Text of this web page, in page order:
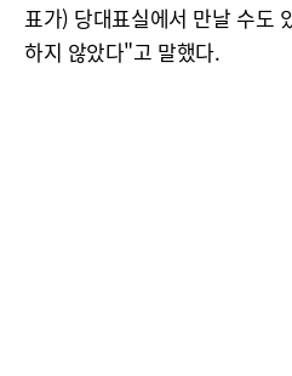
표가) 당대표실에서 만날 수도
하지 않았다"고 말했다.